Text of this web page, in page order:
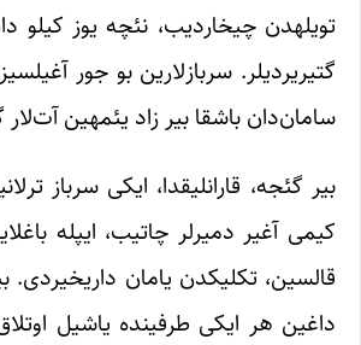
سامان‌دان باشقا بیر زاد یئمه‎ین آت‌لار گونو- گون‎دن آریق‌لایـیب بیر دری، بیر سوموک اولموشدولار.